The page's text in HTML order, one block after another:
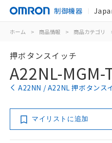
制御機器
ホーム > 商品情報 > 商品カテゴリ
押ボタンスイッチ
A22NL-MGM-
A22NN / A22NL 押ボタンス
マイリストに追加